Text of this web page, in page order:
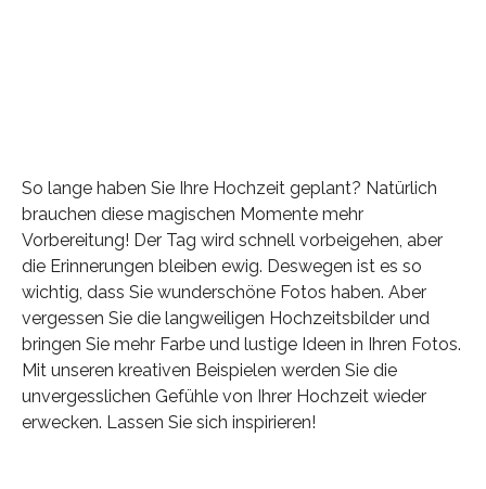
So lange haben Sie Ihre Hochzeit geplant? Natürlich
brauchen diese magischen Momente mehr
Vorbereitung! Der Tag wird schnell vorbeigehen, aber
die Erinnerungen bleiben ewig. Deswegen ist es so
wichtig, dass Sie wunderschöne Fotos haben. Aber
vergessen Sie die langweiligen Hochzeitsbilder und
bringen Sie mehr Farbe und lustige Ideen in Ihren Fotos.
Mit unseren kreativen Beispielen werden Sie die
unvergesslichen Gefühle von Ihrer Hochzeit wieder
erwecken. Lassen Sie sich inspirieren!